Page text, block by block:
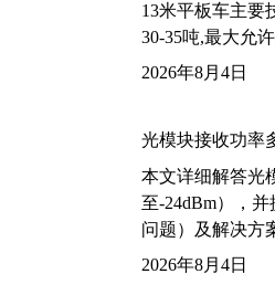
13米平板车主要
30-35吨,最大允
2026年8月4日
光模块接收功率
本文详细解答光
至-24dBm），
问题）及解决方
2026年8月4日